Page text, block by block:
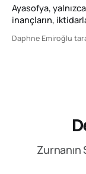
cehenneme
Ayasofya,
inançların,
binlerce yıldan
Daphne Emiroğlu
Zurnanın